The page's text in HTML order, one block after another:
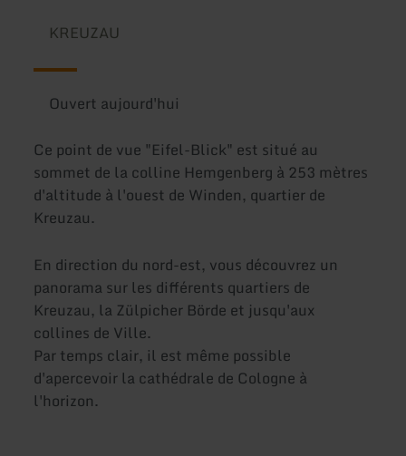
KREUZAU
Ouvert aujourd'hui
Ce point de vue "Eifel-Blick" est situé au
sommet de la colline Hemgenberg à 253 mètres
d'altitude à l'ouest de Winden, quartier de
Kreuzau.
En direction du nord-est, vous découvrez un
panorama sur les différents quartiers de
Kreuzau, la Zülpicher Börde et jusqu'aux
collines de Ville.
Par temps clair, il est même possible
d'apercevoir la cathédrale de Cologne à
l'horizon.